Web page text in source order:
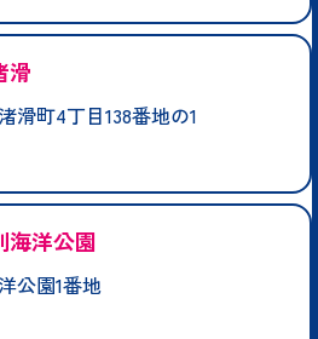
滑
滑町4丁目138番地の1
海洋公園
公園1番地